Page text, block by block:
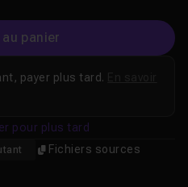
panier
Fichiers sources
payer plus tard.
pour plus tard